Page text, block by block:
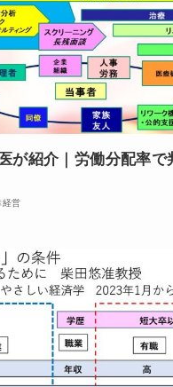
が紹介｜労働分配率で
経営